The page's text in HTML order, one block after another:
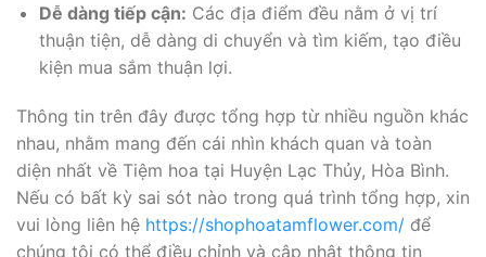
Dễ dàng tiếp cận: Các địa điểm đều nằm ở vị trí
thuận tiện, dễ dàng di chuyển và tìm kiếm, tạo điều
kiện mua sắm thuận lợi.
Thông tin trên đây được tổng hợp từ nhiều nguồn khác
nhau, nhằm mang đến cái nhìn khách quan và toàn
diện nhất về Tiệm hoa tại Huyện Lạc Thủy, Hòa Bình.
Nếu có bất kỳ sai sót nào trong quá trình tổng hợp, xin
vui lòng liên hệ https://shophoatamflower.com/ để
chúng tôi có thể điều chỉnh và cập nhật thông tin